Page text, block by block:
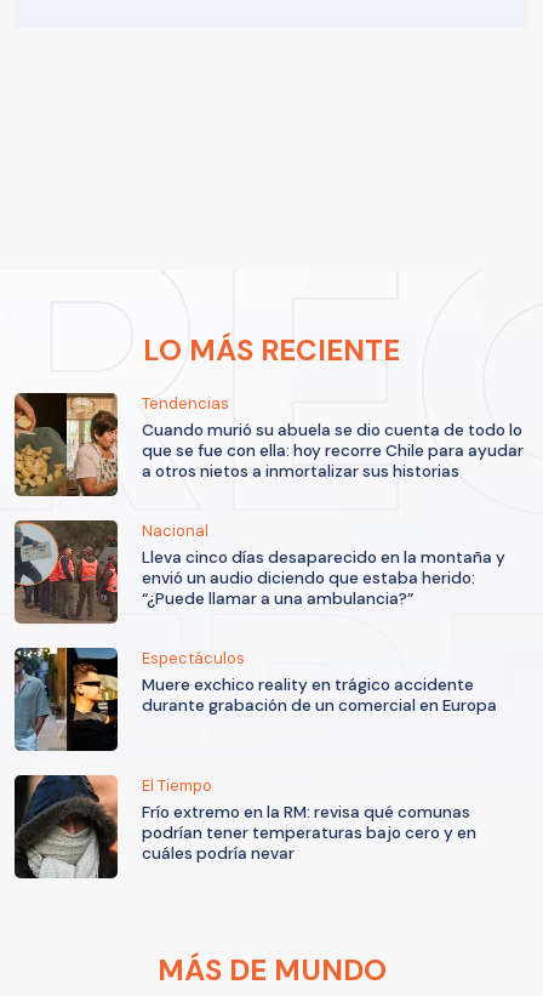
LO MÁS RECIENTE
Tendencias
Cuando murió su abuela se dio cuenta de todo lo
que se fue con ella: hoy recorre Chile para ayudar
a otros nietos a inmortalizar sus historias
Nacional
Lleva cinco días desaparecido en la montaña y
envió un audio diciendo que estaba herido:
“¿Puede llamar a una ambulancia?”
Espectáculos
Muere exchico reality en trágico accidente
durante grabación de un comercial en Europa
El Tiempo
Frío extremo en la RM: revisa qué comunas
podrían tener temperaturas bajo cero y en
cuáles podría nevar
MÁS DE MUNDO